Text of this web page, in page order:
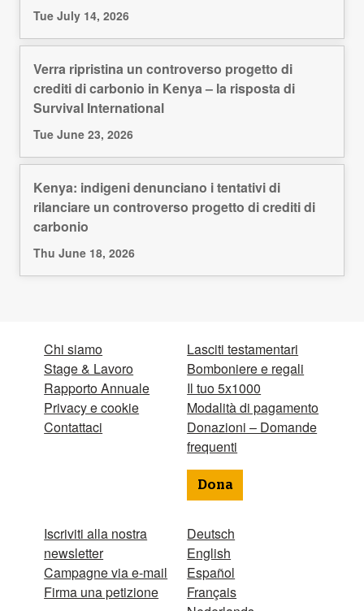
Tue July 14, 2026
Verra ripristina un controverso progetto di
crediti di carbonio in Kenya – la risposta di
Survival International
Tue June 23, 2026
Kenya: indigeni denunciano i tentativi di
rilanciare un controverso progetto di crediti di
carbonio
Thu June 18, 2026
Chi siamo
Stage & Lavoro
Rapporto Annuale
Privacy e cookie
Contattaci
Iscriviti alla nostra
newsletter
Campagne via e-mail
Firma una petizione
Lasciti testamentari
Bomboniere e regali
Il tuo 5x1000
Modalità di pagamento
Donazioni – Domande
frequenti
Dona
Deutsch
English
Español
Français